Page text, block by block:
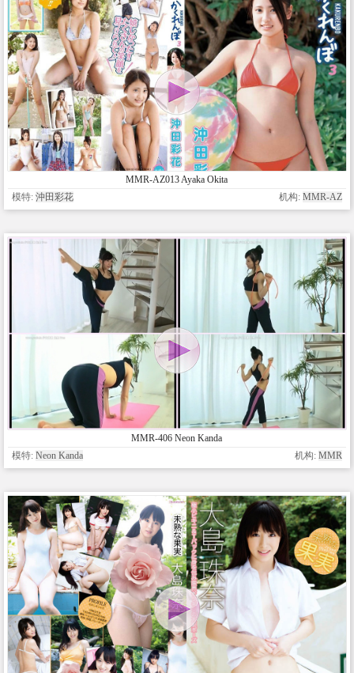
MMR-AZ013 Ayaka Okita
模特: 沖田彩花 机构: MMR-AZ
MMR-406 Neon Kanda
模特: Neon Kanda 机构: MMR